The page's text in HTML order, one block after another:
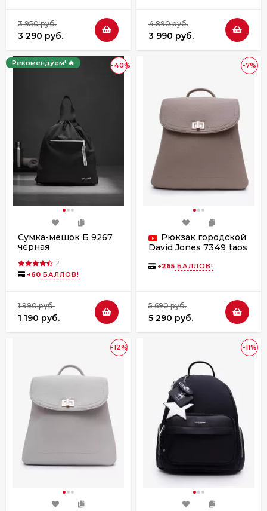
3 950 руб.
3 290 руб.
4 890 руб.
3 990 руб.
-40%
Рекомендуем! 🔥
Сумка-мешок Б 9267
чёрная
2
+60 БАЛЛОВ!
1 990 руб.
1 190 руб.
-7%
Рюкзак городской
David Jones 7349 taos
+265 БАЛЛОВ!
5 690 руб.
5 290 руб.
-12% -11%